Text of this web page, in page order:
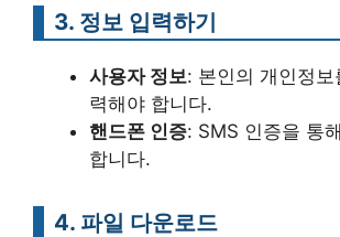
3. 정보 입력하기
사용자 정보: 본인의 개인정
력해야 합니다.
핸드폰 인증: SMS 인증을 통
합니다.
4. 파일 다운로드